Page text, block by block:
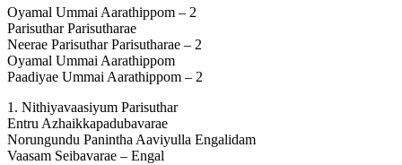
Oyamal Ummai Aarathippom – 2
Parisuthar Parisutharae
Neerae Parisuthar Parisutharae – 2
Oyamal Ummai Aarathippom
Paadiyae Ummai Aarathippom – 2
1. Nithiyavaasiyum Parisuthar
Entru Azhaikkapadubavarae
Norungundu Panintha Aaviyulla Engalidam
Vaasam Seibavarae – Engal